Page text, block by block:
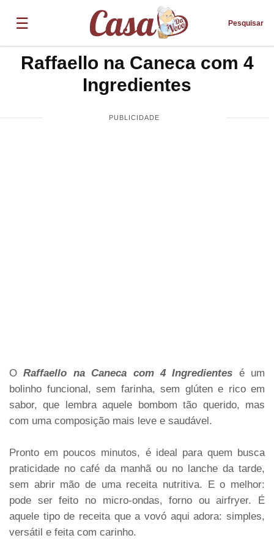
☰ Pesquisar
Raffaello na Caneca com 4
Ingredientes
ORaffaello na Caneca com 4 Ingredientes é um
bolinho funcional, sem farinha, sem glúten e rico em
sabor, que lembra aquele bombom tão querido, mas
com uma composição mais leve e saudável.
Pronto em poucos minutos, é ideal para quem busca
praticidade no café da manhã ou no lanche da tarde,
sem abrir mão de uma receita nutritiva. E o melhor:
pode ser feito no micro-ondas, forno ou airfryer. É
aquele tipo de receita que a vovó aqui adora: simples,
versátil e feita com carinho.